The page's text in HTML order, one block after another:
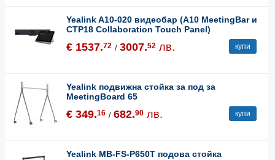
Yealink A10-020 видеобар (A10 MeetingBar и
CTP18 Collaboration Touch Panel)
€ 1537.72 / 3007.52 лв. купи
Yealink подвижна стойка за под за
MeetingBoard 65
€ 349.16 / 682.90 лв. купи
Yealink MB-FS-P650T подова стойка